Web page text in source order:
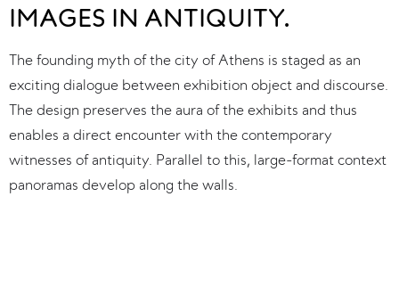
IMAGES IN ANTIQUITY.
The founding myth of the city of Athens is staged as an
exciting dialogue between exhibition object and discourse.
The design preserves the aura of the exhibits and thus
enables a direct encounter with the contemporary
witnesses of antiquity. Parallel to this, large-format context
panoramas develop along the walls.